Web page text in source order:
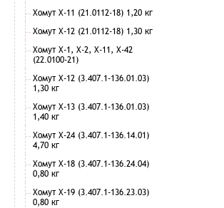
Хомут Х-11 (21.0112-18) 1,20 кг
Хомут Х-12 (21.0112-18) 1,30 кг
Хомут Х-1, Х-2, Х-11, Х-42
(22.0100-21)
Хомут Х-12 (3.407.1-136.01.03)
1,30 кг
Хомут Х-13 (3.407.1-136.01.03)
1,40 кг
Хомут Х-24 (3.407.1-136.14.01)
4,70 кг
Хомут Х-18 (3.407.1-136.24.04)
0,80 кг
Хомут Х-19 (3.407.1-136.23.03)
0,80 кг